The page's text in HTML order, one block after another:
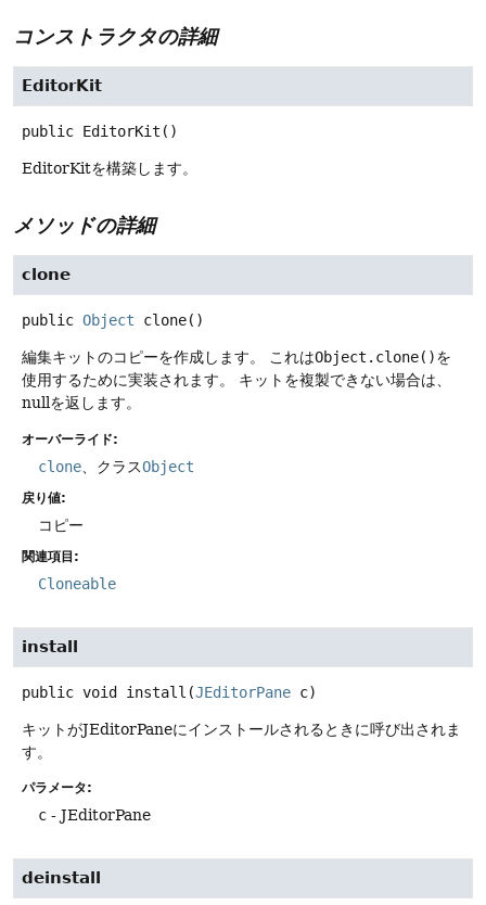
コンストラクタの詳細
EditorKit
public EditorKit ()
EditorKitを構築します。
メソッドの詳細
clone
public Object clone()
編集キットのコピーを作成します。 これはObject.clone()を
使用するために実装されます。
キットを複製できない場合は、
nullを返します。
オーバーライド:
clone 、クラスObject
戻り値:
コピー
関連項目:
Cloneable
install
public void install (JEditorPane c)
キットがJEditorPaneにインストールされるときに呼び出されま
す。
パラメータ:
c - JEditorPane
deinstall